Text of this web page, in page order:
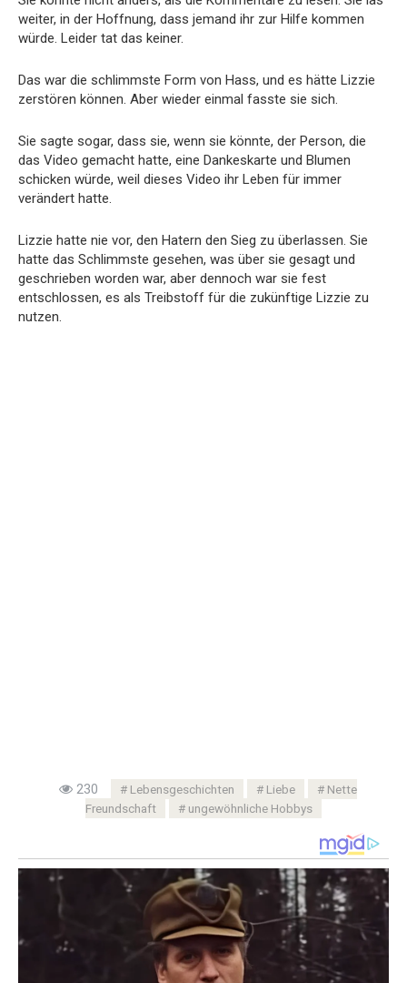
weiter, in der Hoffnung, dass jemand ihr zur Hilfe kommen
würde. Leider tat das keiner.
Das war die schlimmste Form von Hass, und es hätte Lizzie
zerstören können. Aber wieder einmal fasste sie sich.
Sie sagte sogar, dass sie, wenn sie könnte, der Person, die
das Video gemacht hatte, eine Dankeskarte und Blumen
schicken würde, weil dieses Video ihr Leben für immer
verändert hatte.
Lizzie hatte nie vor, den Hatern den Sieg zu überlassen. Sie
hatte das Schlimmste gesehen, was über sie gesagt und
geschrieben worden war, aber dennoch war sie fest
entschlossen, es als Treibstoff für die zukünftige Lizzie zu
nutzen.
230 Lebensgeschichten Liebe
Nette
Freundschaft
ungewöhnliche Hobbys